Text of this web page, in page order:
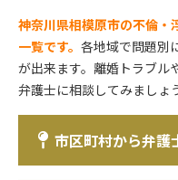
神奈川県相模原市の不倫・
一覧です。各地域で問題別
が出来ます。離婚トラブル
弁護士に相談してみましょ
市区町村から弁護